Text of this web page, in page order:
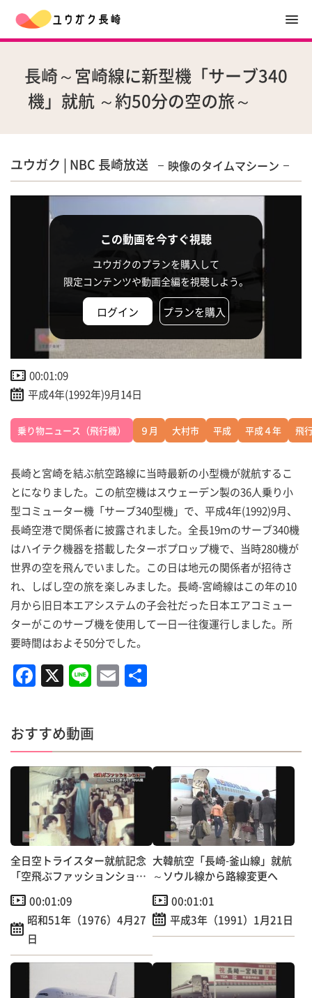
長崎～宮崎線に新型機「サーブ340
機」就航 ～約50分の空の旅～
ユウガク | NBC 長崎放送 映像のタイムマシーン
この動画を今すぐ視聴
ユウガクのプランを購入して
限定コンテンツや動画全編を視聴しよう。
ログイン プランを購入
00:01:09
平成4年(1992年)9月14日
乗り物ニュース（飛行機） ９月 大村市 平成 平成４年 飛
長崎と宮崎を結ぶ航空路線に当時最新の小型機が就航するこ
とになりました。この航空機はスウェーデン製の36人乗り小
型コミューター機「サーブ340型機」で、平成4年(1992)9月、
長崎空港で関係者に披露されました。全長19ｍのサーブ340機
はハイテク機器を搭載したターボプロップ機で、当時280機が
世界の空を飛んでいました。この日は地元の関係者が招待さ
れ、しばし空の旅を楽しみました。長崎-宮崎線はこの年の10
月から旧日本エアシステムの子会社だった日本エアコミュー
ターがこのサーブ機を使用して一日一往復運行しました。所
要時間はおよそ50分でした。
F
a
c
e
b
o
o
k
X Li
n
e
E
m
l
おすすめ動画
全日空トライスター就航記念
「空飛ぶファッションショ
00:01:09
昭和51年（1976）4月27
日
大韓航空「長崎‐釜山線」就航
～ソウル線から路線変更へ
00:01:01
平成3年（1991）1月21日